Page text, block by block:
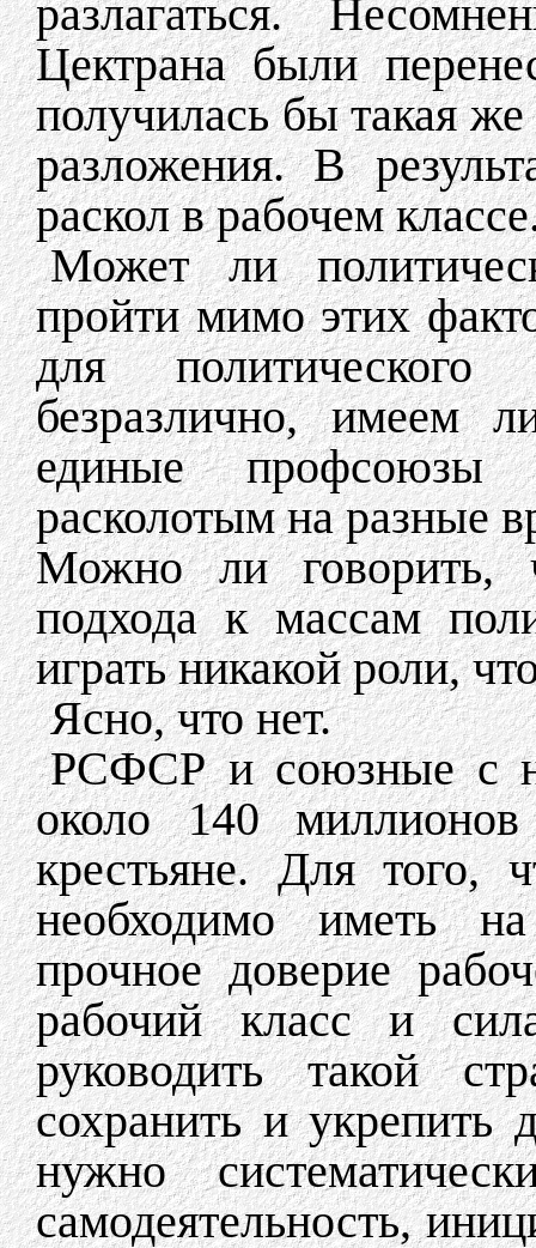
разлагаться.
Цектрана были
получилась бы такая
разложения. В
раскол в рабочем
Может ли
пройти мимо этих
для
безразлично, имеем
единые
расколотым на разные
Можно ли говорить,
подхода к массам
играть никакой роли,
Ясно, что нет.
РСФСР и союзные с
около 140
крестьяне. Для того,
необходимо иметь
прочное доверие
рабочий класс и
руководить такой
сохранить и укрепить
нужно
самодеятельность,